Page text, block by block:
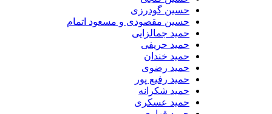
حسین گودرزی
حسین مقصودی و مسعود اتمام
حمید جمالزایی
حمید حریفی
حمید خندان
حمید رضوی
حمید رفیع پور
حمید شکرانه
حمید عسکری